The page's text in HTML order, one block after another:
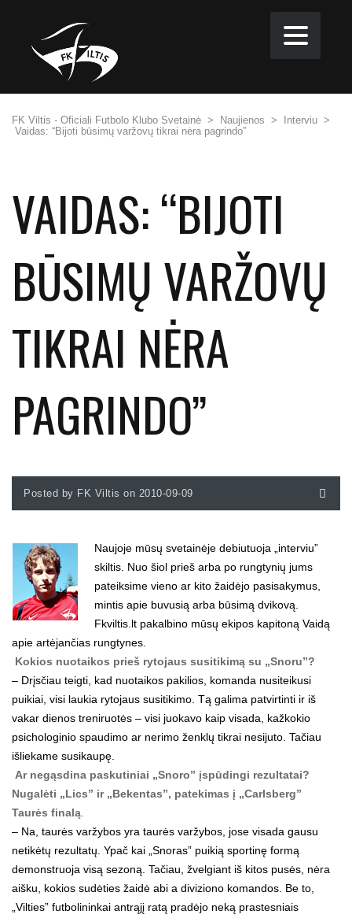
FK Viltis - Oficiali Futbolo Klubo Svetainė > Naujienos > Interviu >
Vaidas: “Bijoti būsimų varžovų tikrai nėra pagrindo”
VAIDAS: “BIJOTI
BŪSIMŲ VARŽOVŲ
TIKRAI NĖRA
PAGRINDO”
Posted by FK Viltis on 2010-09-09
Naujoje mūsų svetainėje debiutuoja „interviu”
skiltis. Nuo šiol prieš arba po rungtynių jums
pateiksime vieno ar kito žaidėjo pasisakymus,
mintis apie buvusią arba būsimą dvikovą.
Fkviltis.lt pakalbino mūsų ekipos kapitoną Vaidą
apie artėjančias rungtynes.
Kokios nuotaikos prieš rytojaus susitikimą su „Snoru”?
– Drįsčiau teigti, kad nuotaikos pakilios, komanda nusiteikusi
puikiai, visi laukia rytojaus susitikimo. Tą galima patvirtinti ir iš
vakar dienos treniruotės – visi juokavo kaip visada, kažkokio
psichologinio spaudimo ar nerimo ženklų tikrai nesijuto. Tačiau
išliekame susikaupę.
Ar negąsdina paskutiniai „Snoro” įspūdingi rezultatai?
Nugalėti „Lics” ir „Bekentas”, patekimas į „Carlsberg”
Taurės finalą
– Na, taurės varžybos yra taurės varžybos, jose visada gausu
netikėtų rezultatų. Ypač kai „Snoras” puikią sportinę formą
demonstruoja visą sezoną. Tačiau, žvelgiant iš kitos pusės, nėra
aišku, kokios sudėties žaidė abi a diviziono komandos. Be to,
„Vilties” futbolininkai antrąjį ratą pradėjo neką prastesniais